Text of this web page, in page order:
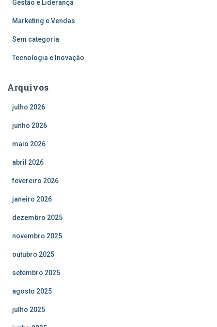
Gestão e Liderança
Marketing e Vendas
Sem categoria
Tecnologia e Inovação
Arquivos
julho 2026
junho 2026
maio 2026
abril 2026
fevereiro 2026
janeiro 2026
dezembro 2025
novembro 2025
outubro 2025
setembro 2025
agosto 2025
julho 2025